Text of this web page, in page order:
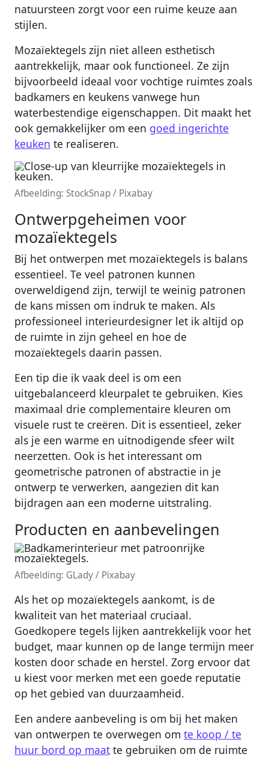
natuursteen zorgt voor een ruime keuze aan
stijlen.
Mozaïektegels zijn niet alleen esthetisch
aantrekkelijk, maar ook functioneel. Ze zijn
bijvoorbeeld ideaal voor vochtige ruimtes zoals
badkamers en keukens vanwege hun
waterbestendige eigenschappen. Dit maakt het
ook gemakkelijker om een goed ingerichte
keuken te realiseren.
Afbeelding: StockSnap / Pixabay
Ontwerpgeheimen voor
mozaïektegels
Bij het ontwerpen met mozaïektegels is balans
essentieel. Te veel patronen kunnen
overweldigend zijn, terwijl te weinig patronen
de kans missen om indruk te maken. Als
professioneel interieurdesigner let ik altijd op
de ruimte in zijn geheel en hoe de
mozaïektegels daarin passen.
Een tip die ik vaak deel is om een
uitgebalanceerd kleurpalet te gebruiken. Kies
maximaal drie complementaire kleuren om
visuele rust te creëren. Dit is essentieel, zeker
als je een warme en uitnodigende sfeer wilt
neerzetten. Ook is het interessant om
geometrische patronen of abstractie in je
ontwerp te verwerken, aangezien dit kan
bijdragen aan een moderne uitstraling.
Producten en aanbevelingen
Afbeelding: GLady / Pixabay
Als het op mozaïektegels aankomt, is de
kwaliteit van het materiaal cruciaal.
Goedkopere tegels lijken aantrekkelijk voor het
budget, maar kunnen op de lange termijn meer
kosten door schade en herstel. Zorg ervoor dat
u kiest voor merken met een goede reputatie
op het gebied van duurzaamheid.
Een andere aanbeveling is om bij het maken
van ontwerpen te overwegen om te koop / te
huur bord op maat te gebruiken om de ruimte